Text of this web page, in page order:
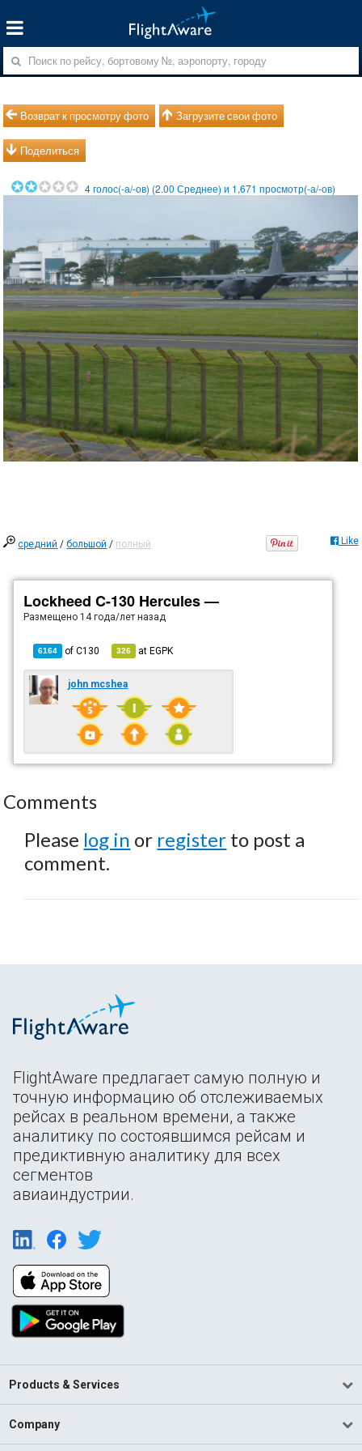
Возврат к просмотру фото Загрузите свои фото
Поделиться
4голос(-а/-ов) (2.00 Среднее) и 1,671 просмотр(-а/-ов)
средний /большой / полный Like
Lockheed C-130 Hercules —
Размещено 14 года/лет назад
6164 ofC130 326 atEGPK
john mcshea
Comments
Please log in or register to post a
comment.
FlightAware предлагает самую полную и
точную информацию об отслеживаемых
рейсах в реальном времени, а также
аналитику по состоявшимся рейсам и
предиктивную аналитику для всех
сегментов
авиаиндустрии.
Products & Services
Company